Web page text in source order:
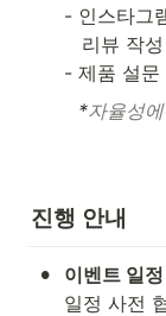
- 인스타그
- 제품 설문
*자율성
진행 안내
•
일정 사전